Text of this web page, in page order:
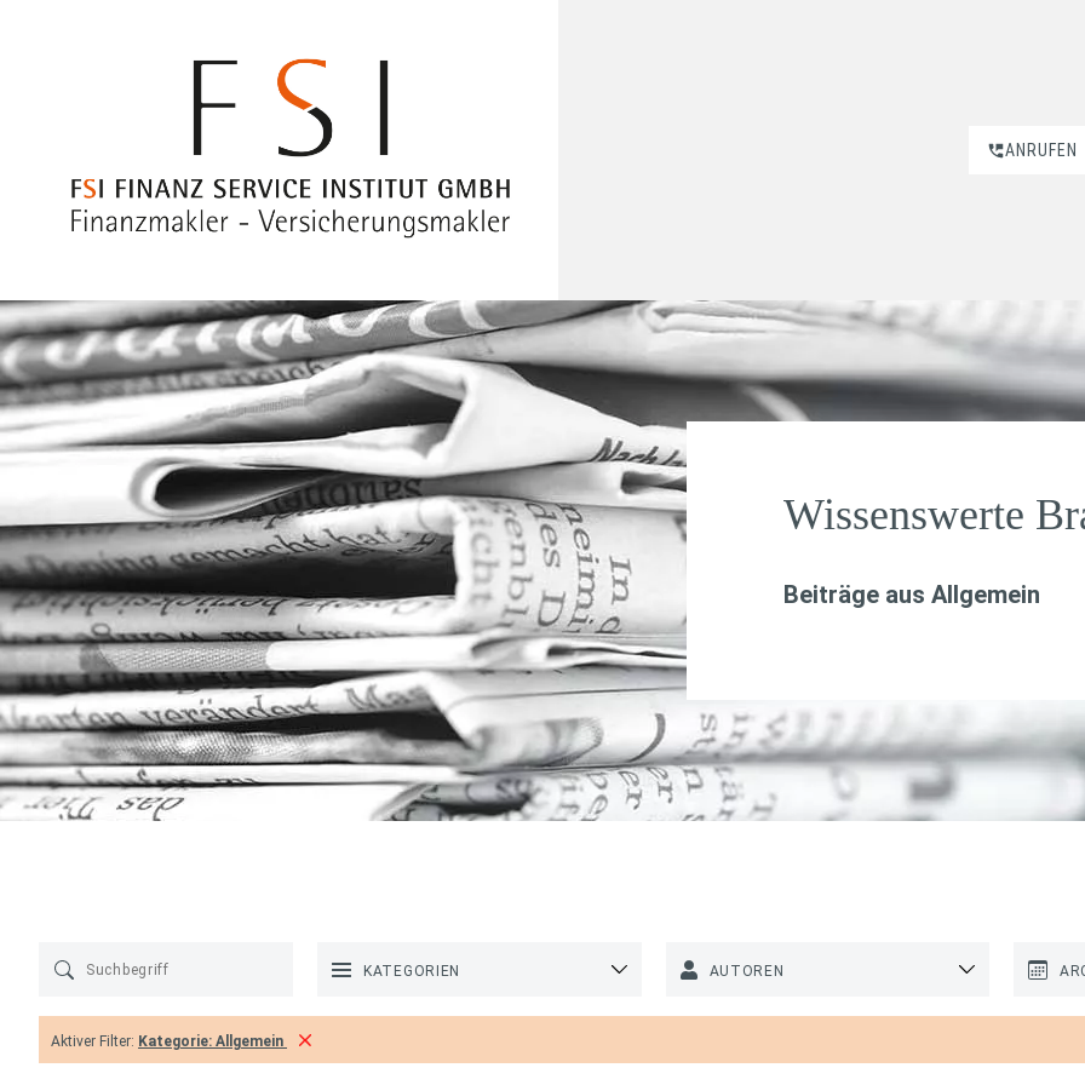
ANRUFEN
Wissenswerte
Beiträge aus Allgemein
KATEGORIEN AUTOREN
Aktiver Filter: Kategorie: Allgemein